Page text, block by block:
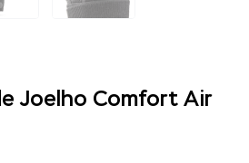
Joelho Comfort Air